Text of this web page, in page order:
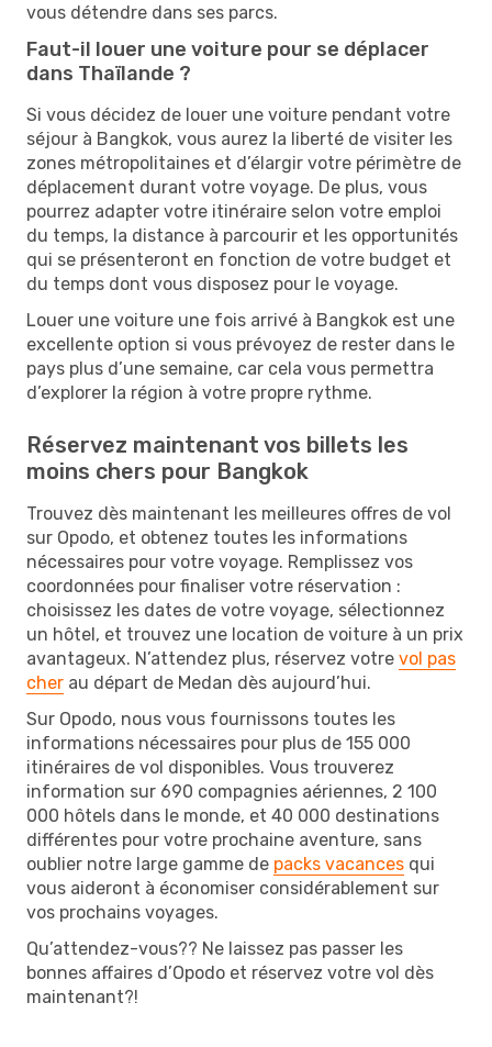
vous détendre dans ses parcs.
Faut-il louer une voiture pour se déplacer
dans Thaïlande ?
Si vous décidez de louer une voiture pendant votre
séjour à Bangkok, vous aurez la liberté de visiter les
zones métropolitaines et d’élargir votre périmètre de
déplacement durant votre voyage. De plus, vous
pourrez adapter votre itinéraire selon votre emploi
du temps, la distance à parcourir et les opportunités
qui se présenteront en fonction de votre budget et
du temps dont vous disposez pour le voyage.
Louer une voiture une fois arrivé à Bangkok est une
excellente option si vous prévoyez de rester dans le
pays plus d’une semaine, car cela vous permettra
d’explorer la région à votre propre rythme.
Réservez maintenant vos billets les
moins chers pour Bangkok
Trouvez dès maintenant les meilleures offres de vol
sur Opodo, et obtenez toutes les informations
nécessaires pour votre voyage. Remplissez vos
coordonnées pour finaliser votre réservation :
choisissez les dates de votre voyage, sélectionnez
un hôtel, et trouvez une location de voiture à un prix
avantageux. N’attendez plus, réservez votre vol pas
cher au départ de Medan dès aujourd’hui.
Sur Opodo, nous vous fournissons toutes les
informations nécessaires pour plus de 155 000
itinéraires de vol disponibles. Vous trouverez
information sur 690 compagnies aériennes, 2 100
000 hôtels dans le monde, et 40 000 destinations
différentes pour votre prochaine aventure, sans
oublier notre large gamme de packs vacances qui
vous aideront à économiser considérablement sur
vos prochains voyages.
Qu’attendez-vous?? Ne laissez pas passer les
bonnes affaires d’Opodo et réservez votre vol dès
maintenant?!